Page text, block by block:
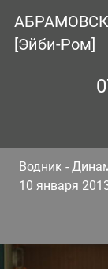
[Эйби-Ром]
Водник -
10 января